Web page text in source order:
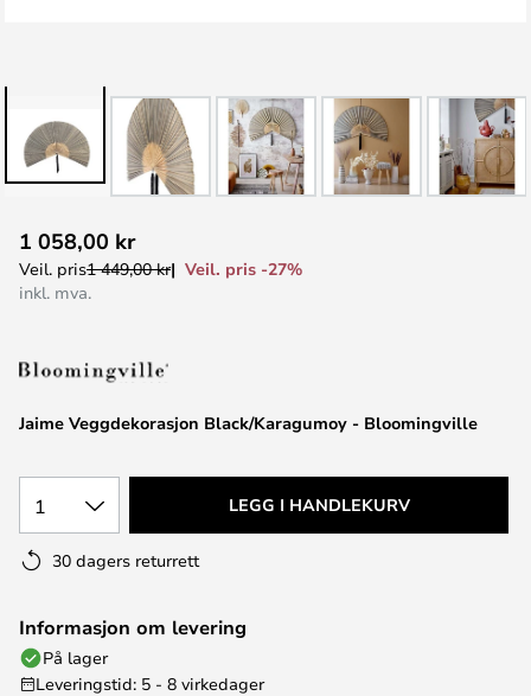
til
begynnelsen
Jaime Veggdekorasjon Black/Karagumoy - Bloomingville
1 058,00 kr
Veil. pris1 449,00 kr
Veil. pris -27%
inkl. mva.
1 LEGG I HANDLEKURV
30 dagers returrett
Informasjon om levering
På lager
Leveringstid: 5 - 8 virkedager